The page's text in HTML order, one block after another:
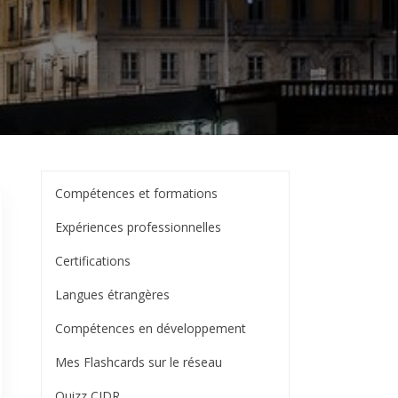
Compétences et formations
Expériences professionnelles
Certifications
Langues étrangères
Compétences en développement
Mes Flashcards sur le réseau